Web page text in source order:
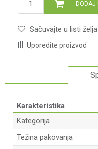
DODAJ
Sačuvajte u listi želja
Uporedite proizvod
Karakteristika
Kategorija
Težina pakovanja